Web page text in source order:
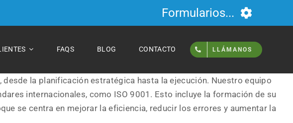
Formularios...
FAQS BLOG CONTACTO LLÁMANOS
la planificación estratégica hasta la ejecución. Nuestro equipo
internacionales, como ISO 9001. Esto incluye la formación de su
se centra en mejorar la eficiencia, reducir los errores y aumentar la